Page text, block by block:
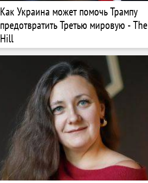
Как Украина может помочь Трампу
предотвратить Третью мировую - The
Hill